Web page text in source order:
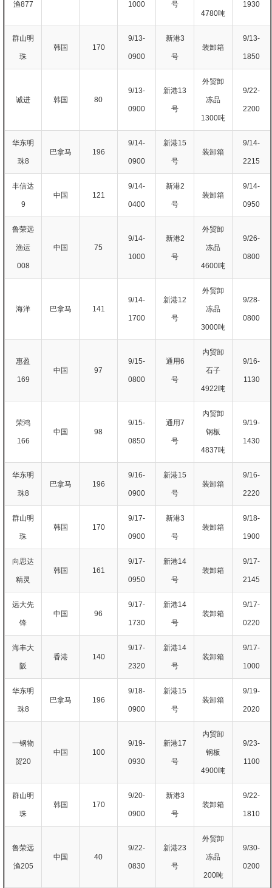
渔877 1000
号
4780吨
1930
群山明
珠
韩国 170
9/13-
0900
新港3
号
装卸箱
9/13-
1850
诚进 韩国 80
9/13-
0900
新港13
号
外贸卸
冻品
1300吨
9/22-
2200
华东明
珠8
巴拿马 196
9/14-
0900
新港15
号
装卸箱
9/14-
2215
丰信达
9
中国 121
9/14-
0400
新港2
号
装卸箱
9/14-
0950
鲁荣远
渔运
008
中国 75
9/14-
1000
新港2
号
外贸卸
冻品
4600吨
9/26-
0800
海洋 巴拿马 141
9/14-
1700
新港12
号
外贸卸
冻品
3000吨
9/28-
0800
惠盈
169
中国 97
9/15-
0800
通用6
号
内贸卸
石子
4922吨
9/16-
1130
荣鸿
166
中国 98
9/15-
0850
通用7
号
内贸卸
钢板
4837吨
9/19-
1430
华东明
珠8
巴拿马 196
9/16-
0900
新港15
号
装卸箱
9/16-
2220
群山明
珠
韩国 170
9/17-
0900
新港3
号
装卸箱
9/18-
1900
向思达
精灵
韩国 161
9/17-
0950
新港14
号
装卸箱
9/17-
2145
远大先
锋
中国 96
9/17-
1730
新港14
号
装卸箱
9/17-
0220
海丰大
阪
香港 140
9/17-
2320
新港14
号
装卸箱
9/17-
1000
华东明
珠8
巴拿马 196
9/18-
0900
新港15
号
装卸箱
9/19-
2020
一钢物
贸20
中国 100
9/19-
0930
新港17
号
内贸卸
钢板
4900吨
9/23-
1100
群山明
珠
韩国 170
9/20-
0900
新港3
号
装卸箱
9/22-
1810
鲁荣远
渔205
中国 40
9/22-
0830
新港23
号
外贸卸
冻品
200吨
9/30-
0200